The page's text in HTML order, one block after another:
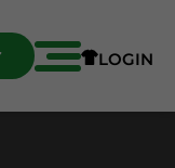
LOGIN